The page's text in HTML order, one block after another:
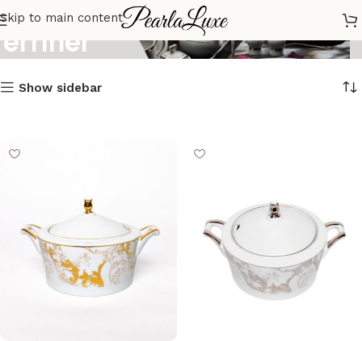
Skip to main content
Show sidebar